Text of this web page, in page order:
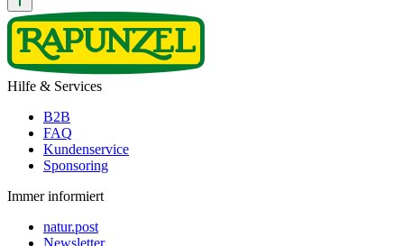
Hilfe & Services
B2B
FAQ
Kundenservice
Sponsoring
Immer informiert
natur.post
Newsletter